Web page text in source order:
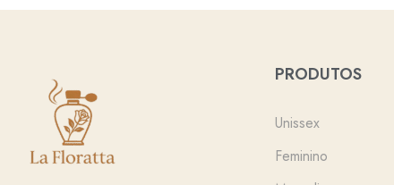
PRODUTOS
Unissex
Feminino